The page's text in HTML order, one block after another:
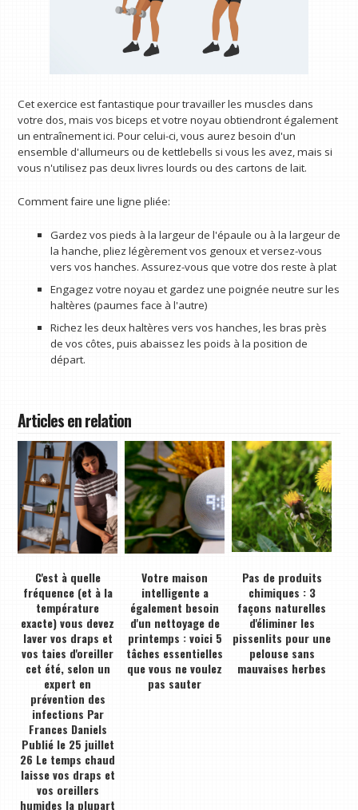
Cet exercice est fantastique pour travailler les muscles dans
votre dos, mais vos biceps et votre noyau obtiendront également
un entraînement ici. Pour celui-ci, vous aurez besoin d'un
ensemble d'allumeurs ou de kettlebells si vous les avez, mais si
vous n'utilisez pas deux livres lourds ou des cartons de lait.
Comment faire une ligne pliée:
Gardez vos pieds à la largeur de l'épaule ou à la largeur de
la hanche, pliez légèrement vos genoux et versez-vous
vers vos hanches. Assurez-vous que votre dos reste à plat
Engagez votre noyau et gardez une poignée neutre sur les
haltères (paumes face à l'autre)
Richez les deux haltères vers vos hanches, les bras près
de vos côtes, puis abaissez les poids à la position de
départ.
Articles en relation
C'est à quelle
fréquence (et à la
température
exacte) vous devez
laver vos draps et
vos taies d'oreiller
cet été, selon un
expert en
prévention des
infections Par
Frances Daniels
Publié le 25 juillet
26 Le temps chaud
laisse vos draps et
vos oreillers
humides la plupart
Votre maison
intelligente a
également besoin
d'un nettoyage de
printemps : voici 5
tâches essentielles
que vous ne voulez
pas sauter
Pas de produits
chimiques : 3
façons naturelles
d'éliminer les
pissenlits pour une
pelouse sans
mauvaises herbes